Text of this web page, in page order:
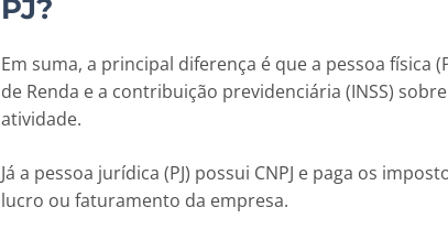
PJ?
Em suma, a principal diferença é que a pessoa física
de Renda e a contribuição previdenciária (INSS)
atividade.
Já a pessoa jurídica (PJ) possui CNPJ e paga os
lucro ou faturamento da empresa.